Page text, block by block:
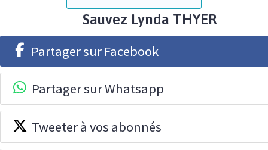
Sauvez Lynda THYER
Partager sur Facebook
Partager sur Whatsapp
Tweeter à vos abonnés